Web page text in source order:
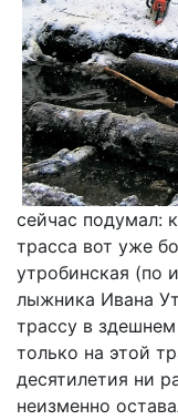
сейчас подумал:
трасса вот уже
утробинская (по
лыжника Ивана
трассу в
только на этой
десятилетия ни
неизменно